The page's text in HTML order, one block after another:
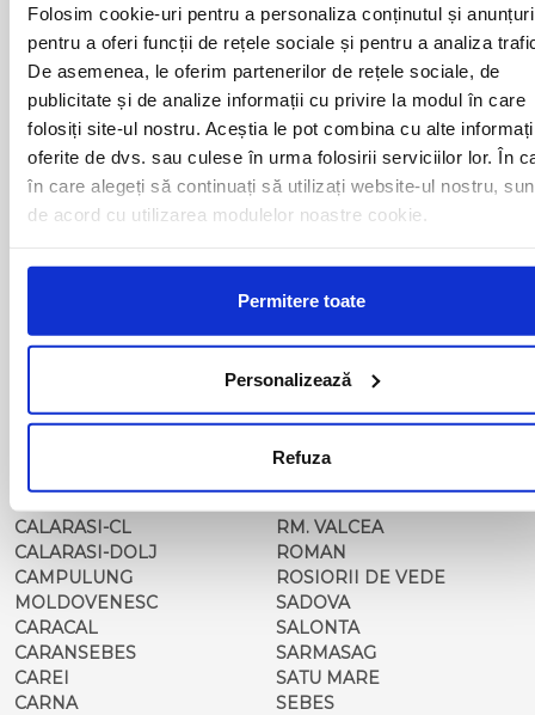
Folosim cookie-uri pentru a personaliza conținutul și
pentru a oferi funcții de rețele sociale și pentru a analiza
De asemenea, le oferim partenerilor de rețele sociale, de
publicitate și de analize informații cu privire la modul în care
folosiți site-ul nostru. Aceștia le pot combina cu alte
oferite de dvs. sau culese în urma folosirii serviciilor lor. În
în care alegeți să continuați să utilizați website-ul nostru,
de acord cu utilizarea modulelor noastre cookie.
Permitere toate
Personalizează
Refuza
ARAD
BACAU
BAIA MARE
BAILE HERCULANE
BAILESTI
BALS-IS
BALS-OT
BARLAD
BECLEAN
BLAJ
BRASOV
CALARASI-CL
CALARASI-DOLJ
CAMPULUNG
MOLDOVENESC
CARACAL
CARANSEBES
CAREI
CARNA
MOTCA
NUSFALAU
OLTENITA
ONESTI
ORADEA
ORSOVA
PASCANI
PERICEI
PERISOR
PISCU VECHI
PLOIESTI
PODARI
RADOVAN
RAST
RM. VALCEA
ROMAN
ROSIORII DE VEDE
SADOVA
SALONTA
SARMASAG
SATU MARE
SEBES